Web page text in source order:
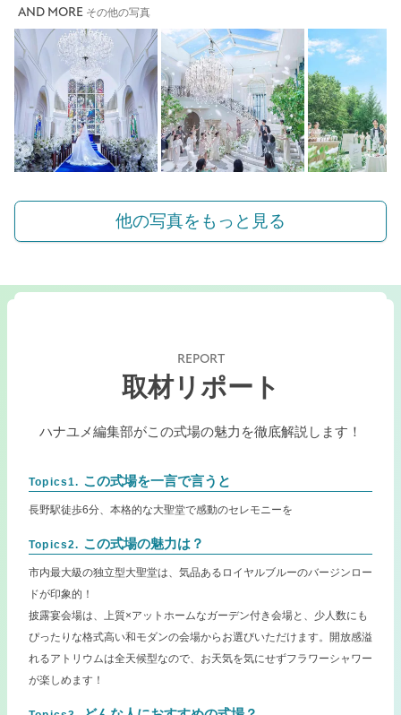
AND MORE その他の写真
他の写真をもっと見る
REPORT
取材リポート
ハナユメ編集部がこの式場の魅力を徹底解説します！
Topics1. この式場を一言で言うと
長野駅徒歩6分、本格的な大聖堂で感動のセレモニーを
Topics2. この式場の魅力は？
市内最大級の独立型大聖堂は、気品あるロイヤルブルーのバージンロー
ドが印象的！
披露宴会場は、上質×アットホームなガーデン付き会場と、少人数にも
ぴったりな格式高い和モダンの会場からお選びいただけます。開放感溢
れるアトリウムは全天候型なので、お天気を気にせずフラワーシャワー
が楽しめます！